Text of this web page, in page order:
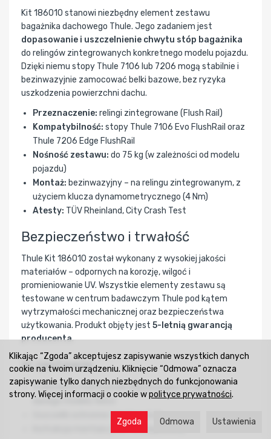
Kit 186010 stanowi niezbędny element zestawu
bagażnika dachowego Thule. Jego zadaniem jest
dopasowanie i uszczelnienie chwytu stóp bagażnika
do relingów zintegrowanych konkretnego modelu pojazdu.
Dzięki niemu stopy Thule 7106 lub 7206 mogą stabilnie i
bezinwazyjnie zamocować belki bazowe, bez ryzyka
uszkodzenia powierzchni dachu.
Przeznaczenie: relingi zintegrowane (Flush Rail)
Kompatybilność: stopy Thule 7106 Evo FlushRail oraz
Thule 7206 Edge FlushRail
Nośność zestawu: do 75 kg (w zależności od modelu
pojazdu)
Montaż: bezinwazyjny – na relingu zintegrowanym, z
użyciem klucza dynamometrycznego (4 Nm)
Atesty: TÜV Rheinland, City Crash Test
Bezpieczeństwo i trwałość
Thule Kit 186010 został wykonany z wysokiej jakości
materiałów – odpornych na korozję, wilgoć i
promieniowanie UV. Wszystkie elementy zestawu są
testowane w centrum badawczym Thule pod kątem
wytrzymałości mechanicznej oraz bezpieczeństwa
użytkowania. Produkt objęty jest 5-letnią gwarancją
producenta.
W zestawie
4 elementy montażowe dopasowane do relingów
danego modelu Volvo
Instrukcja montażu (PDF w załączniku)
Klikając “Zgoda” akceptujesz zapisywanie wszystkich danych
cookie na twoim urządzeniu. Kliknięcie “Odmowa” oznacza
zapisywanie tylko danych niezbędnych do funkcjonowania
strony. Więcej informacji o cookie wpolityce prywatności.
Ustawienia
Odmowa
Zgoda